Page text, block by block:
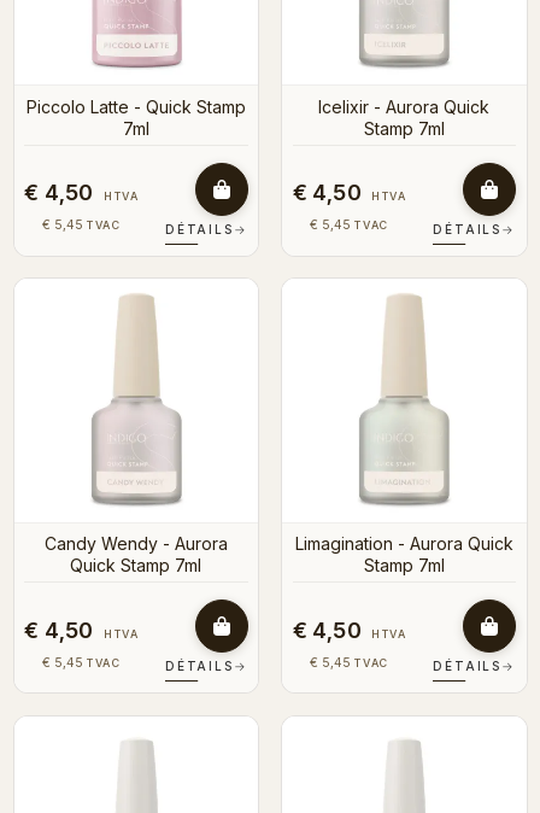
Piccolo Latte - Quick Stamp
7ml
€ 4,50 HTVA
€ 5,45 TVAC DÉTAILS →
Icelixir - Aurora Quick
Stamp 7ml
€ 4,50 HTVA
€ 5,45 TVAC DÉTAILS →
Candy Wendy - Aurora
Quick Stamp 7ml
€ 4,50 HTVA
€ 5,45 TVAC DÉTAILS →
Limagination - Aurora Quick
Stamp 7ml
€ 4,50 HTVA
€ 5,45 TVAC DÉTAILS →